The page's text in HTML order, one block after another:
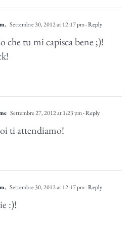
Settembre 30, 2012 at 12:17 pm- Reply
che tu mi capisca bene ;)!
Settembre 27, 2012 at 1:23 pm- Reply
ti attendiamo!
Settembre 30, 2012 at 12:17 pm- Reply
:)!